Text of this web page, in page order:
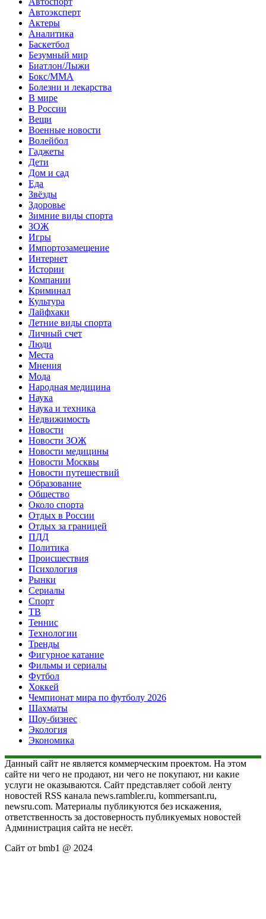
Автоэксперт
Актеры
Аналитика
Баскетбол
Безумный мир
Биатлон/Лыжи
Бокс/MMA
Болезни и лекарства
В мире
В России
Вещи
Военные новости
Волейбол
Гаджеты
Дети
Дом и сад
Еда
Звёзды
Здоровье
Зимние виды спорта
ЗОЖ
Игры
Импортозамещение
Интернет
Истории
Компании
Криминал
Культура
Лайфхаки
Летние виды спорта
Личный счет
Люди
Места
Мнения
Мода
Народная медицина
Наука
Наука и техника
Недвижимость
Новости
Новости ЗОЖ
Новости медицины
Новости Москвы
Новости путешествий
Образование
Общество
Около спорта
Отдых в России
Отдых за границей
ПДД
Политика
Происшествия
Психология
Рынки
Сериалы
Спорт
ТВ
Теннис
Технологии
Тренды
Фигурное катание
Фильмы и сериалы
Футбол
Хоккей
Чемпионат мира по футболу 2026
Шахматы
Шоу-бизнес
Экология
Экономика
Данный сайт не является коммерческим проектом. На этом
сайте ни чего не продают, ни чего не покупают, ни какие
услуги не оказываются. Сайт представляет собой ленту
новостей RSS канала news.rambler.ru, kommersant.ru,
newsru.com. Материалы публикуются без искажения,
ответственность за достоверность публикуемых новостей
Администрация сайта не несёт.
Сайт от bmb1 @ 2024